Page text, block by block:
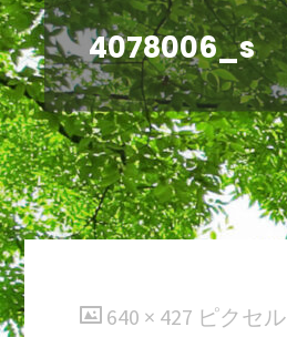
ス
キ
ッ
プ
4078006_s
フ 640 × 427 ピクセル